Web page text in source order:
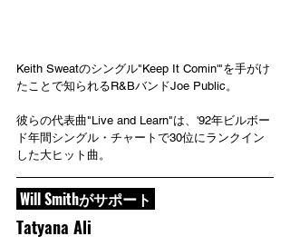
Keith Sweatのシングル"Keep It Comin'"を手がけ
たことで知られるR&BバンドJoe Public。
彼らの代表曲"Live and Learn"は、'92年ビルボー
ド年間シングル・チャートで30位にランクイン
した大ヒット曲。
Will Smithがサポート
Tatyana Ali